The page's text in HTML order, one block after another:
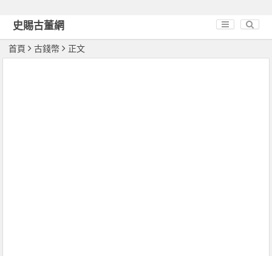
史賜古董網
首頁 古錢幣 正文